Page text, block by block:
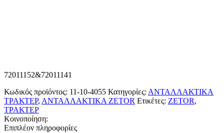
72011152&72011141
Κωδικός προϊόντος: 11-10-4055 Κατηγορίες: ΑΝΤΑΛΛΑΚΤΙΚΑ
ΤΡΑΚΤΕΡ, ΑΝΤΑΛΛΑΚΤΙΚΑ ZETOR Ετικέτες: ZETOR,
ΤΡΑΚΤΕΡ
Κοινοποίηση:
Επιπλέον πληροφορίες